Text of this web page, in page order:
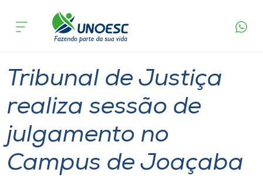
Cursos
Atendimento ao Estudante
Portal de Ensino
acontece
Tribunal de Justiça
realiza sessão de
julgamento no
Campus de Joaçaba